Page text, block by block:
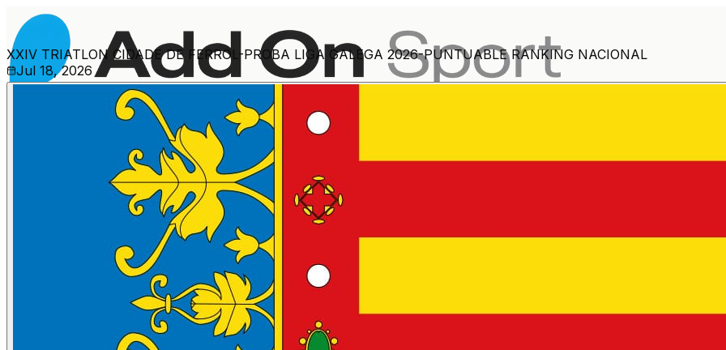
XXIV TRIATLON CIDADE DE FERROL-PROBA LIGA GALEGA 2026-PUNTUABLE RANKING NACIONAL
Jul 18, 2026